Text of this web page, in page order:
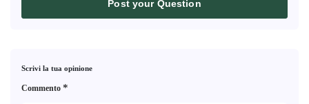
Post your Question
Scrivi la tua opinione
Commento *